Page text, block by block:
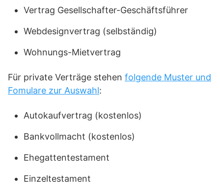
Vertrag Gesellschafter-Geschäftsführer
Webdesignvertrag (selbständig)
Wohnungs-Mietvertrag
Für private Verträge stehen folgende Muster und
Fomulare zur Auswahl:
Autokaufvertrag (kostenlos)
Bankvollmacht (kostenlos)
Ehegattentestament
Einzeltestament